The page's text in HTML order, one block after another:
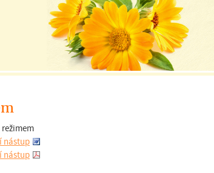
nástup
nástup